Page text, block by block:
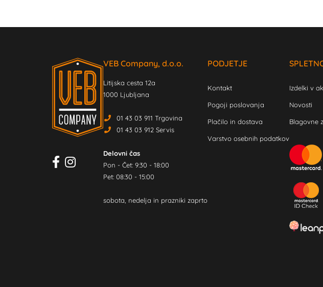
VEB Company, d.o.o.
Litijska cesta 12a
1000 Ljubljana
01 43 03 911 Trgovina
01 43 03 912 Servis
Delovni čas
Pon - Čet: 9:30 - 18:00
Pet: 08:30 - 15:00
sobota, nedelja in prazniki zaprto
PODJETJE
Kontakt
Pogoji poslovanja
Plačilo in dostava
Varstvo osebnih podatkov
Izdelki v
Novosti
Blagovne